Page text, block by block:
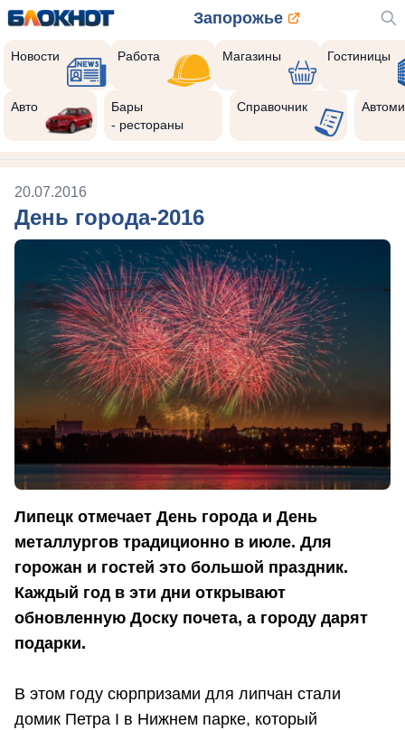
Запорожье
Новости Работа Магазины Гостиницы
Авто
Бары
- рестораны
Справочник
20.07.2016
День города-2016
Липецк отмечает День города и День
металлургов традиционно в июле. Для
горожан и гостей это большой праздник.
Каждый год в эти дни открывают
обновленную Доску почета, а городу дарят
подарки.
В этом году сюрпризами для липчан стали
домик Петра I в Нижнем парке, который